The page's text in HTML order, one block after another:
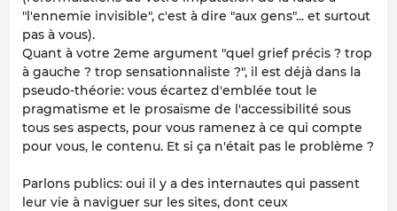
"l'ennemie invisible", c'est à dire "aux gens"... et surtout
pas à vous).
Quant à votre 2eme argument "quel grief précis ? trop
à gauche ? trop sensationnaliste ?", il est déjà dans la
pseudo-théorie: vous écartez d'emblée tout le
pragmatisme et le prosaïsme de l'accessibilité sous
tous ses aspects, pour vous ramenez à ce qui compte
pour vous, le contenu. Et si ça n'était pas le problème ?
Parlons publics: oui il y a des internautes qui passent
leur vie à naviguer sur les sites, dont ceux